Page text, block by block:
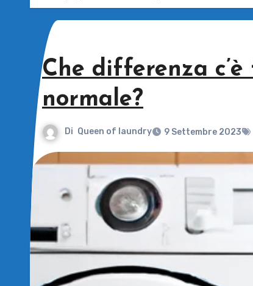
Che differenza
normale?
Di Queen of laundry 9 Settembre 2023